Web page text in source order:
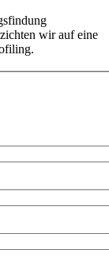
wir auf eine